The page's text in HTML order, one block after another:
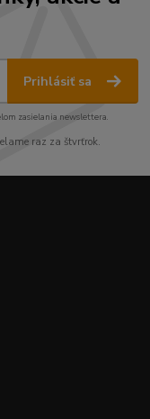
Prihlásiť sa
zasielania newslettera.
raz za štvrťrok.